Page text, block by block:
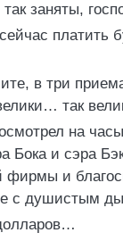
заняты,
платить
в три
так
на
Бока и сэра
фирмы и
с душистым